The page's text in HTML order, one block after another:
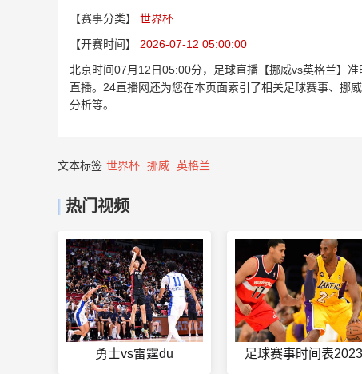
【赛事分类】
世界杯
【开赛时间】
2026-07-12 05:00:00
北京时间07月12日05:00分，足球直播【挪威vs英格兰】
直播。24直播网还为您在本页面索引了相关足球赛事、挪
分析等。
文本标签 世界杯 挪威 英格兰
热门视频
勇士vs雷霆du 足球赛事时间表2023